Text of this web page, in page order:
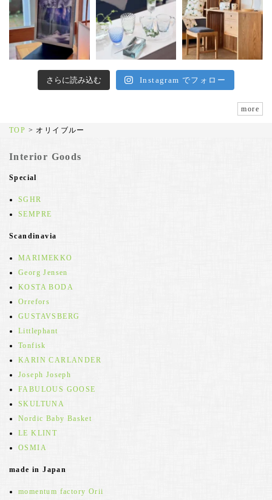
さらに読み込む Instagram でフォロー
more
TOP > オリイブルー
Interior Goods
Special
SGHR
SEMPRE
Scandinavia
MARIMEKKO
Georg Jensen
KOSTA BODA
Orrefors
GUSTAVSBERG
Littlephant
Tonfisk
KARIN CARLANDER
Joseph Joseph
FABULOUS GOOSE
SKULTUNA
Nordic Baby Basket
LE KLINT
OSMIA
made in Japan
momentum factory Orii